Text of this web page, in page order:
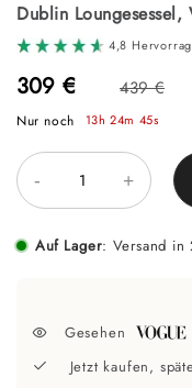
Dublin Loungesessel,
4,8
309 € 439 €
Nur noch
13h 24m 44s
- +
Auf Lager: Versand in
Gesehen
Jetzt kaufen,
Anfang
der
Bildgalerie
springen